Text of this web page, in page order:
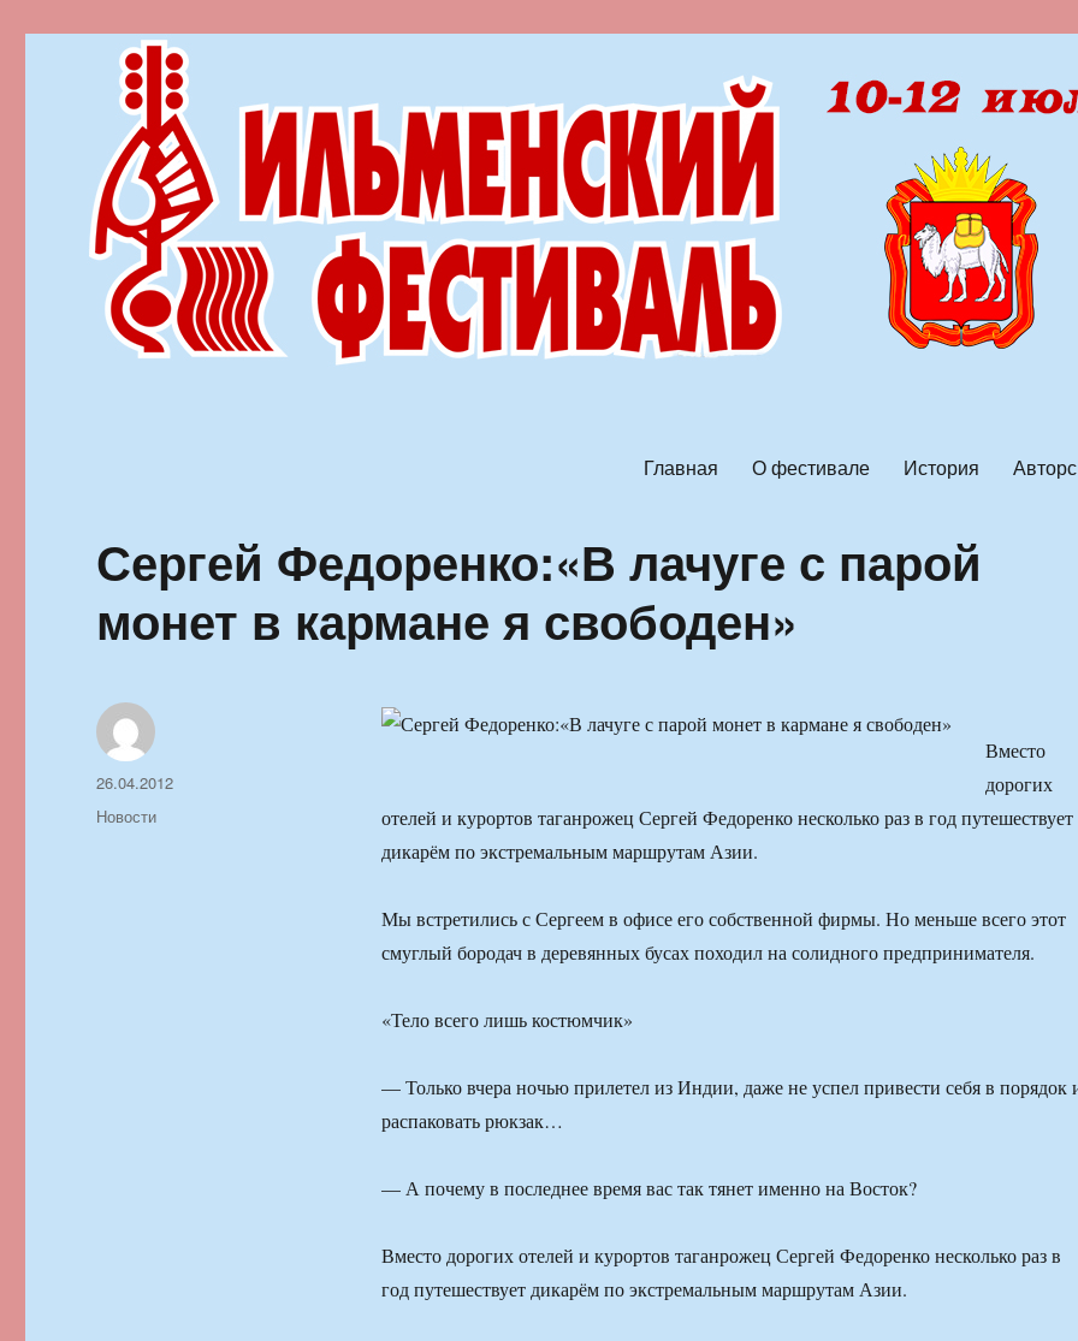
Главная О фестивале История
Сергей Федоренко:«В лачуге с парой
монет в кармане я свободен»
Вместо
дорогих
отелей и курортов таганрожец Сергей Федоренко несколько раз в год путешествует
дикарём по экстремальным маршрутам Азии.
Мы встретились с Сергеем в офисе его собственной фирмы. Но меньше всего этот
смуглый бородач в деревянных бусах походил на солидного предпринимателя.
«Тело всего лишь костюмчик»
— Только вчера ночью прилетел из Индии, даже не успел привести себя в порядок
распаковать рюкзак…
— А почему в последнее время вас так тянет именно на Восток?
Вместо дорогих отелей и курортов таганрожец Сергей Федоренко несколько раз в
год путешествует дикарём по экстремальным маршрутам Азии.
Автор
Опубликовано
26.04.2012
Рубрики
Новости